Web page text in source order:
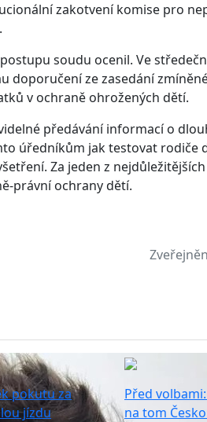
zakotvení komise pro
soudu ocenil. Ve
doporučení ze zasedání
v ochraně ohrožených dětí.
předávání informací o
úředníkům jak testovat rodiče
Za jeden z
právní ochrany dětí.
pokutu za
jízdu
Před volbami:
na tom